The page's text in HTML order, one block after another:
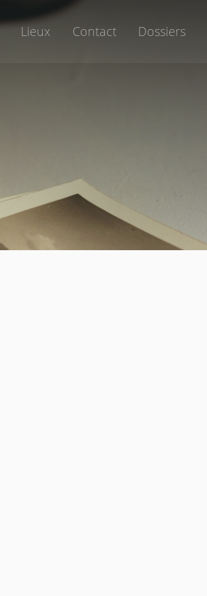
Lieux Contact Dossiers